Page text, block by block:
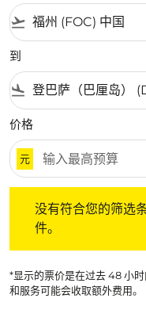
flight_takeoff
到
flight_land
价格
元
没有符合您的筛选
件。
*显示的票价是在过去 48 小
和服务可能会收取额外费用。